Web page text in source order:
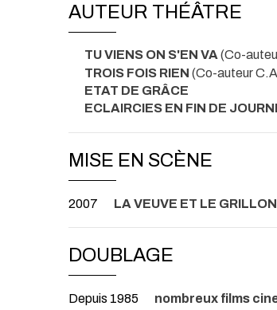
AUTEUR THÉÂTRE
TU VIENS ON S'EN VA(Co-
TROIS FOIS RIEN (Co-auteur
ETAT DE GRÂCE
ECLAIRCIES EN FIN DE
MISE EN SCÈNE
2007 LA VEUVE ET LE GRILLON
DOUBLAGE
Depuis 1985 nombreux films